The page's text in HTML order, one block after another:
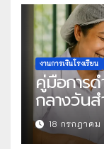
งานการเงินโรงเรียน
คู่มือการด
กลางวัน
แนวทาง
ประสิทธิภ
18 กรกฎาคม